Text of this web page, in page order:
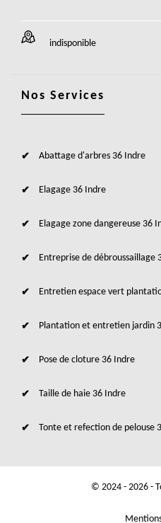
indisponible
Nos Services
Abattage d'arbres 36 Indre
Elagage 36 Indre
Elagage zone dangereuse 36
Entreprise de débroussaillage
Entretien espace vert
Plantation et entretien jardin
Pose de cloture 36 Indre
Taille de haie 36 Indre
Tonte et refection de pelouse
© 2024 - 2026 -